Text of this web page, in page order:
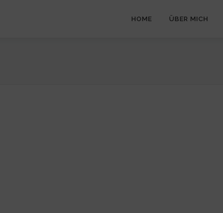
HOME ÜBER MICH